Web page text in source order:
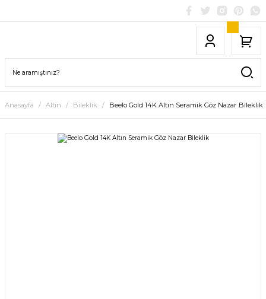
Anasayfa Altın Bileklik Beelo Gold 14K Altın Seramik Göz Nazar Bileklik